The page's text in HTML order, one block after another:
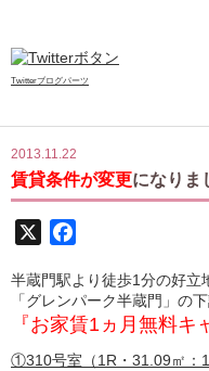
Twitterブログパーツ
2013.11.22
賃貸条件が変更になりま
半蔵門駅より徒歩1分の好立
「グレンパーク半蔵門」の
『お家賃1ヵ月無料キ
①310号室（1R・31.09㎡：